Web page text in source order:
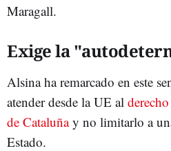
Maragall.
Exige la
Alsina ha remarcado en este
atender desde la UE al
de Cataluñay no limitarlo a
Estado.